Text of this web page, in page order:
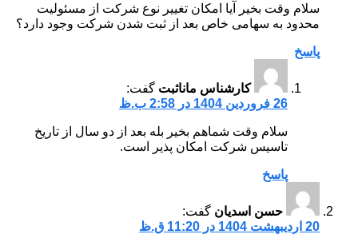
سلام وقت بخیر آیا امکان تغییر نوع شرکت از مسئولیت
محدود به سهامی خاص بعد از ثبت شدن شرکت وجود دارد؟
پاسخ
کارشناس ماناثبت گفت:
26 فروردین 1404 در 2:58 ب.ظ
سلام وقت شماهم بخیر بله بعد از دو سال از تاریخ
تاسیس شرکت امکان پذیر است.
پاسخ
حسن اسدیان گفت:
20 اردیبهشت 1404 در 11:20 ق.ظ